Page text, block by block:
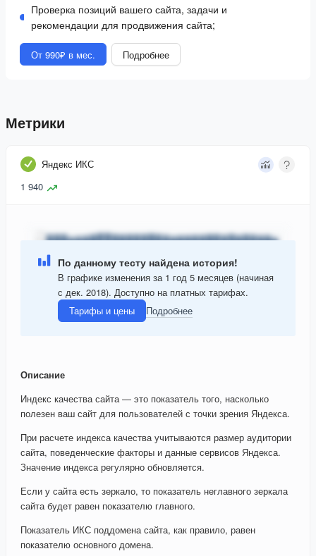
Проверка позиций вашего сайта, задачи и
рекомендации для продвижения сайта;
От 990₽ в мес. Подробнее
Метрики
Яндекс ИКС
1 940
По данному тесту найдена история!
В графике изменения за 1 год 5 месяцев (начиная
с дек. 2018). Доступно на платных тарифах.
Тарифы и цены
Подробнее
Описание
Индекс качества сайта — это показатель того, насколько
полезен ваш сайт для пользователей с точки зрения Яндекса.
При расчете индекса качества учитываются размер аудитории
сайта, поведенческие факторы и данные сервисов Яндекса.
Значение индекса регулярно обновляется.
Если у сайта есть зеркало, то показатель неглавного зеркала
сайта будет равен показателю главного.
Показатель ИКС поддомена сайта, как правило, равен
показателю основного домена.